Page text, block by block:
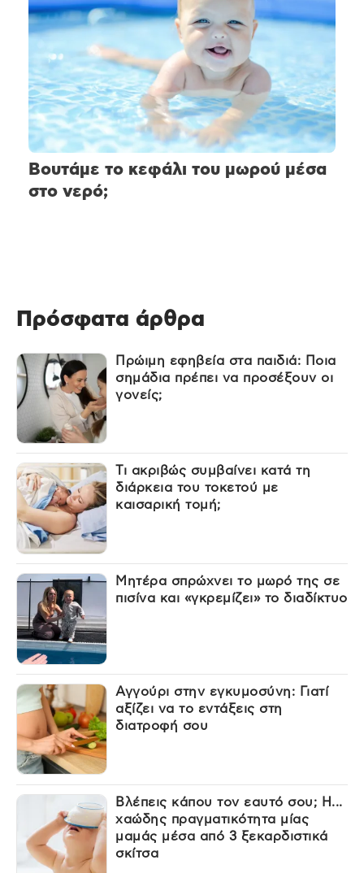
Βουτάμε το κεφάλι του μωρού μέσα
στο νερό;
Πρόσφατα άρθρα
Πρώιμη εφηβεία στα παιδιά: Ποια
σημάδια πρέπει να προσέξουν οι
γονείς;
Τι ακριβώς συμβαίνει κατά τη
διάρκεια του τοκετού με
καισαρική τομή;
Μητέρα σπρώχνει το μωρό της σε
πισίνα και «γκρεμίζει» το διαδίκτυο
Αγγούρι στην εγκυμοσύνη: Γιατί
αξίζει να το εντάξεις στη
διατροφή σου
Βλέπεις κάπου τον εαυτό σου; Η...
χαώδης πραγματικότητα μίας
μαμάς μέσα από 3 ξεκαρδιστικά
σκίτσα